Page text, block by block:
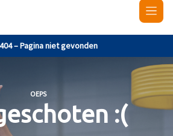
404 – Pagina niet gevonden
OEPS
:(